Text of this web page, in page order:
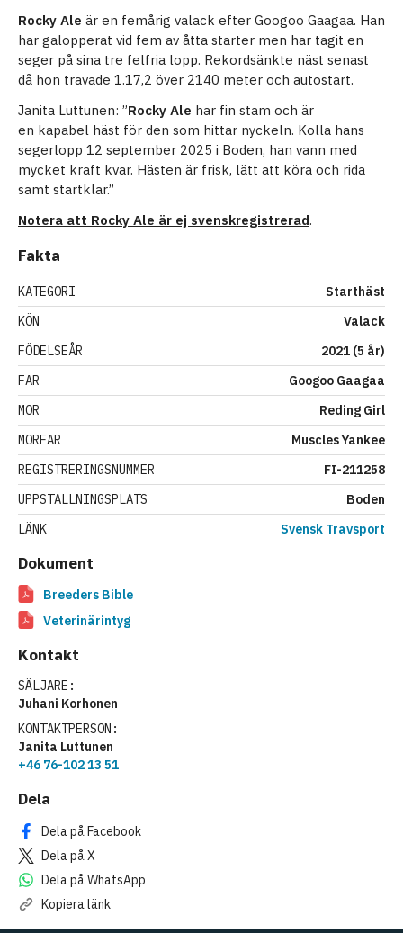
Rocky Ale är en femårig valack efter Googoo Gaagaa. Han
har galopperat vid fem av åtta starter men har tagit en
seger på sina tre felfria lopp. Rekordsänkte näst senast
då hon travade 1.17,2 över 2140 meter och autostart.
Janita Luttunen: ”Rocky Ale har fin stam och är
en kapabel häst för den som hittar nyckeln. Kolla hans
segerlopp 12 september 2025 i Boden, han vann med
mycket kraft kvar. Hästen är frisk, lätt att köra och rida
samt startklar.”
Notera att Rocky Ale är ej svenskregistrerad.
Fakta
KATEGORI
Starthäst
KÖN
Valack
FÖDELSEÅR
2021 (5 år)
FAR
Googoo Gaagaa
MOR
Reding Girl
MORFAR
Muscles Yankee
REGISTRERINGSNUMMER
FI-211258
UPPSTALLNINGSPLATS
Boden
LÄNK
Svensk Travsport
Dokument
Breeders Bible
Veterinärintyg
Kontakt
SÄLJARE:
Juhani Korhonen
KONTAKTPERSON:
Janita Luttunen
+46 76-102 13 51
Dela
Dela på Facebook
Dela på X
Dela på WhatsApp
Kopiera länk